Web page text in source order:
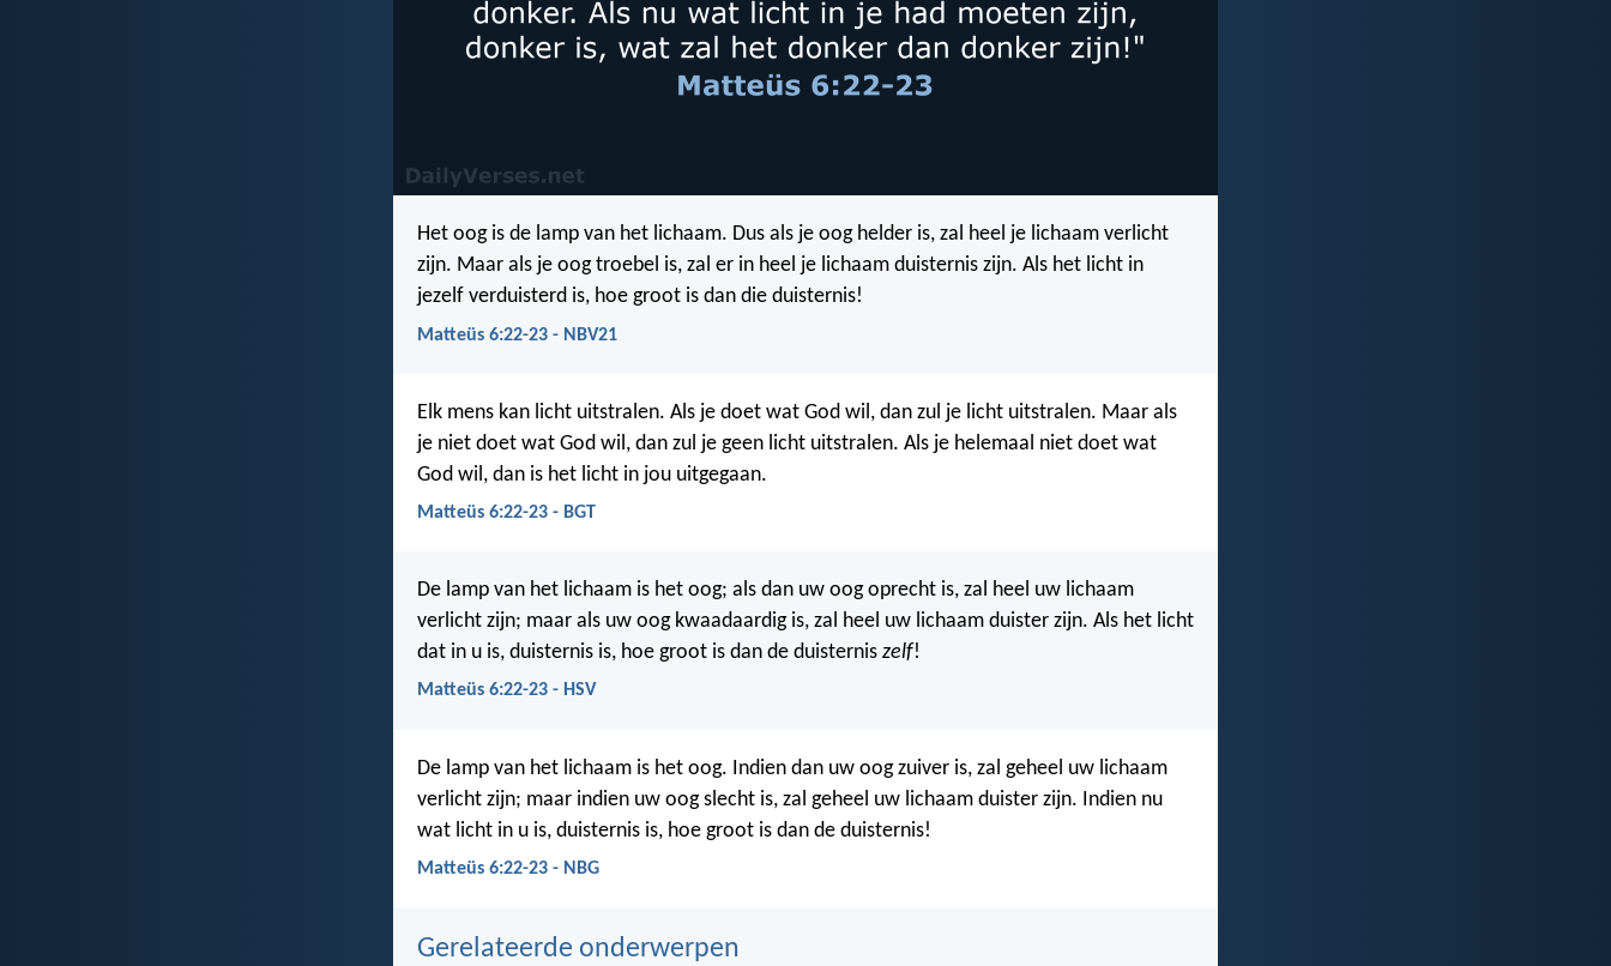
Het oog is de lamp van het lichaam. Dus als je oog helder is, zal heel je lichaam verlicht
zijn. Maar als je oog troebel is, zal er in heel je lichaam duisternis zijn. Als het licht in
jezelf verduisterd is, hoe groot is dan die duisternis!
Matteüs 6:22-23 - NBV21
Elk mens kan licht uitstralen. Als je doet wat God wil, dan zul je licht uitstralen. Maar als
je niet doet wat God wil, dan zul je geen licht uitstralen. Als je helemaal niet doet wat
God wil, dan is het licht in jou uitgegaan.
Matteüs 6:22-23 - BGT
De lamp van het lichaam is het oog; als dan uw oog oprecht is, zal heel uw lichaam
verlicht zijn; maar als uw oog kwaadaardig is, zal heel uw lichaam duister zijn. Als het licht
dat in u is, duisternis is, hoe groot is dan de duisternis zelf!
Matteüs 6:22-23 - HSV
De lamp van het lichaam is het oog. Indien dan uw oog zuiver is, zal geheel uw lichaam
verlicht zijn; maar indien uw oog slecht is, zal geheel uw lichaam duister zijn. Indien nu
wat licht in u is, duisternis is, hoe groot is dan de duisternis!
Matteüs 6:22-23 - NBG
Gerelateerde onderwerpen